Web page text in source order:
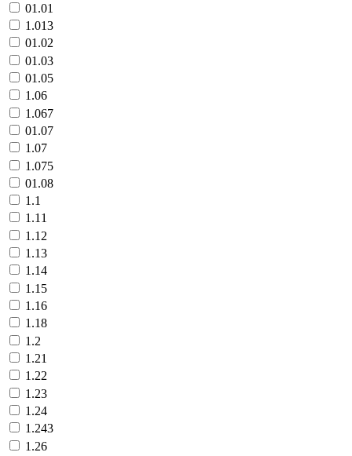
01.01
1.013
01.02
01.03
01.05
1.06
1.067
01.07
1.07
1.075
01.08
1.1
1.11
1.12
1.13
1.14
1.15
1.16
1.18
1.2
1.21
1.22
1.23
1.24
1.243
1.26